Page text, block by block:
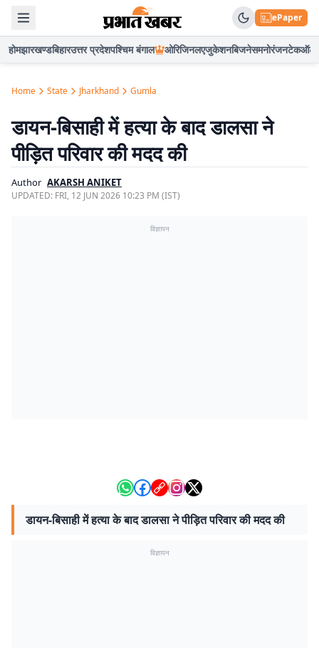
ePaper
होमझारखण्डबिहारउत्तर प्रदेशपश्चिम बंगाल ओरिजिनलएजुकेशनबिजनेसमनोरंजनटेकऑटो
Home State Jharkhand Gumla
डायन-बिसाही में हत्या के बाद डालसा ने
पीड़ित परिवार की मदद की
Author AKARSH ANIKET
UPDATED: FRI, 12 JUN 2026 10:23 PM (IST)
विज्ञापन
डायन-बिसाही में हत्या के बाद डालसा ने पीड़ित परिवार की मदद की
विज्ञापन